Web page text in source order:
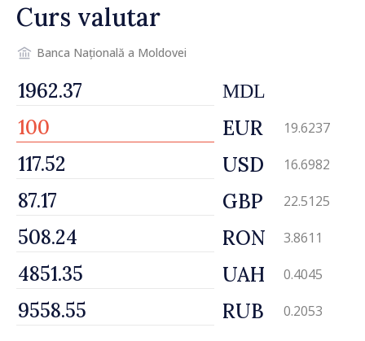
Curs valutar
Banca Națională a Moldovei
MDL
EUR 19.6237
USD 16.6982
GBP 22.5125
RON 3.8611
UAH 0.4045
RUB 0.2053